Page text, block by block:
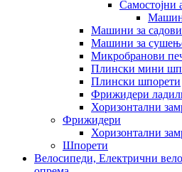
Самостојни
Машини за садови
Машини за
Микробранови
Плински мини
Плински шпорети
Фрижидери
Хоризонтални
Фрижидери
Хоризонтални
Шпорети
Велосипеди, Електрични